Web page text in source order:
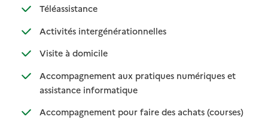
Téléassistance: disponible
: non disponible
Activités intergénérationnelles: disponible
: non disponible
Visite à domicile: disponible
: non disponible
Accompagnement aux pratiques numériques et
assistance informatique: disponible
: non disponible
Accompagnement pour faire des achats (courses)
:
: non